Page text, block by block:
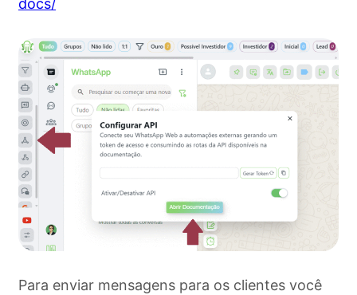
docs/
Para enviar mensagens para os clientes você